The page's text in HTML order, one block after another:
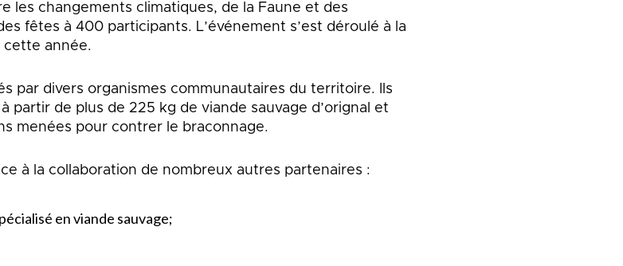
les changements climatiques, de la Faune et des
fêtes à 400 participants. L’événement s’est déroulé à la
cette année.
par divers organismes communautaires du territoire. Ils
partir de plus de 225 kg de viande sauvage d’orignal et
menées pour contrer le braconnage.
à la collaboration de nombreux autres partenaires :
en viande sauvage;